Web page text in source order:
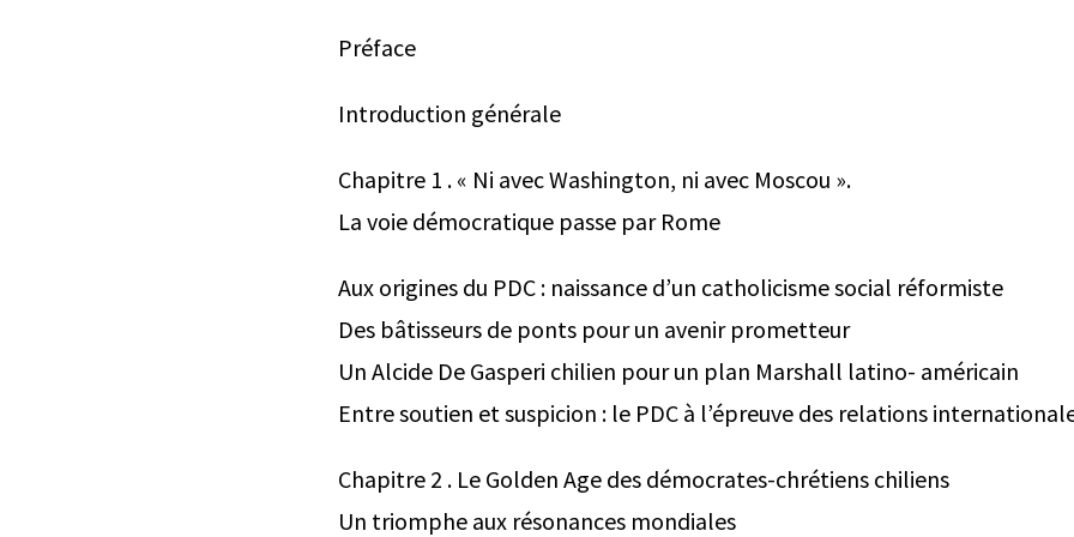
Préface
Introduction générale
Chapitre 1 . « Ni avec Washington, ni avec Moscou ».
La voie démocratique passe par Rome
Aux origines du PDC : naissance d’un catholicisme social réformiste
Des bâtisseurs de ponts pour un avenir prometteur
Un Alcide De Gasperi chilien pour un plan Marshall latino- américain
Entre soutien et suspicion : le PDC à l’épreuve des relations
Chapitre 2 . Le Golden Age des démocrates-chrétiens chiliens
Un triomphe aux résonances mondiales